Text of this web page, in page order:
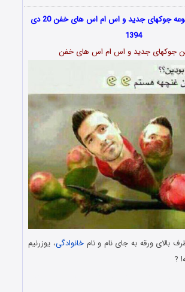
جالب ترین مجموعه جوکهای جدید و اس ام اس های خفن 20 دی
1394
جوکهای جدید و اس ام اس های خفن
خانوادگی، یوزرنیم
?